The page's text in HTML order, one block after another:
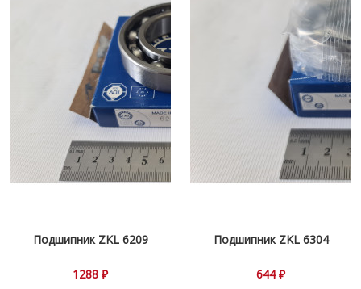
Подшипник ZKL 6209
1288 ₽
Подшипник ZKL 6304
644 ₽